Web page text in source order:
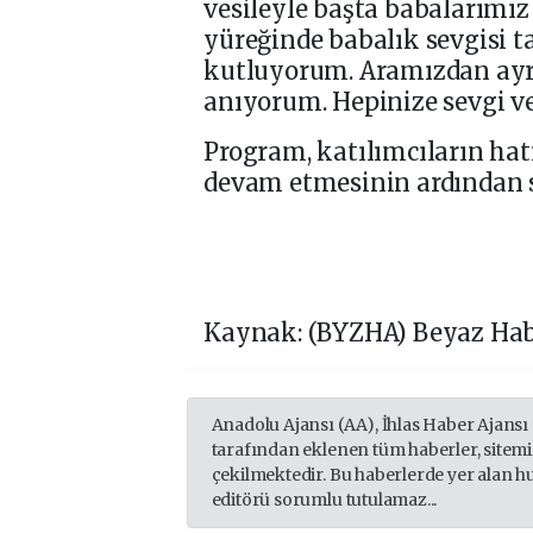
vesileyle başta
yüreğinde babalık sevgisi
kutluyorum. Aramızdan
anıyorum. Hepinize sevgi
Program, katılımcıların
devam etmesinin ardından
Kaynak: (BYZHA) Beyaz
Anadolu Ajansı (AA), İhlas Haber
tarafından eklenen tüm haberler,
çekilmektedir. Bu haberlerde yer alan
editörü sorumlu tutulamaz...